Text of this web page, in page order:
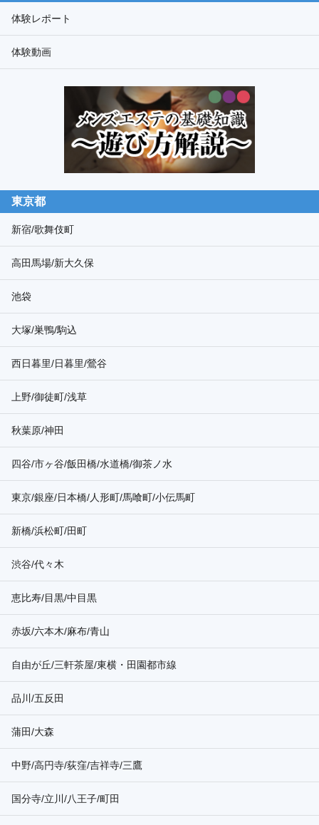
ド
検
索
体験レポート
体験動画
東京都
新宿/歌舞伎町
高田馬場/新大久保
池袋
大塚/巣鴨/駒込
西日暮里/日暮里/鶯谷
上野/御徒町/浅草
秋葉原/神田
四谷/市ヶ谷/飯田橋/水道橋/御茶ノ水
東京/銀座/日本橋/人形町/馬喰町/小伝馬町
新橋/浜松町/田町
渋谷/代々木
恵比寿/目黒/中目黒
赤坂/六本木/麻布/青山
自由が丘/三軒茶屋/東横・田園都市線
品川/五反田
蒲田/大森
中野/高円寺/荻窪/吉祥寺/三鷹
国分寺/立川/八王子/町田